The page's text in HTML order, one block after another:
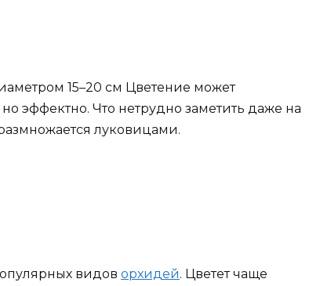
15–20 см Цветение может
эффектно. Что нетрудно заметить даже на
луковицами.
видов орхидей. Цветет чаще